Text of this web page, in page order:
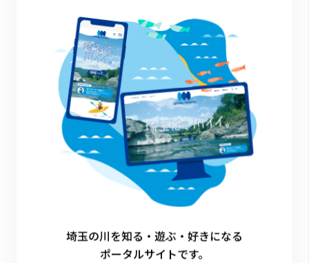
詳細・ご登録はこちら
「川の国応援団」 制度について
埼玉の川を知る・遊ぶ・好きになる
ポータルサイトです。